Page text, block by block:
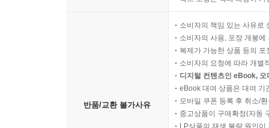
반품/교환 불가사유
소비자의 책임 있는 사유로
소비자의 사용, 포장 개봉
복제가 가능한 상품 등의
소비자의 요청에 따라 개별
디지털 컨텐츠인 eBook,
eBook 대여 상품은 대여 기
모바일 쿠폰 등록 후 취소/
중고상품이 구매확정(자동
LP상품의 재생 불량 원인